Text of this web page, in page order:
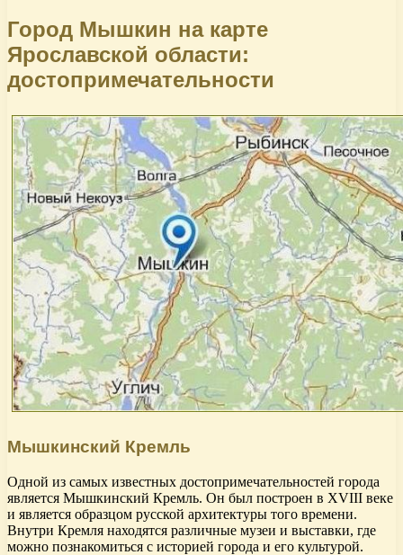
Город Мышкин на карте
Ярославской области:
достопримечательности
Мышкинский Кремль
Одной из самых известных достопримечательностей города
является Мышкинский Кремль. Он был построен в XVIII веке
и является образцом русской архитектуры того времени.
Внутри Кремля находятся различные музеи и выставки, где
можно познакомиться с историей города и его культурой.